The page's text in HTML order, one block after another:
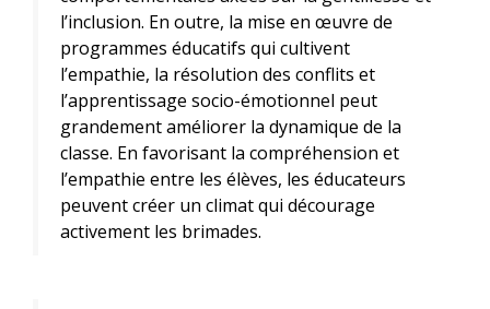
l’inclusion. En outre, la mise en œuvre de
programmes éducatifs qui cultivent
l’empathie, la résolution des conflits et
l’apprentissage socio-émotionnel peut
grandement améliorer la dynamique de la
classe. En favorisant la compréhension et
l’empathie entre les élèves, les éducateurs
peuvent créer un climat qui décourage
activement les brimades.